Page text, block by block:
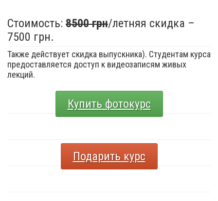
Стоимость: 8500 грн/летняя скидка –
7500 грн.
Также действует скидка выпускника). Студентам курса
предоставляется доступ к видеозаписям живых
лекций.
Купить фотокурс
Подарить курс